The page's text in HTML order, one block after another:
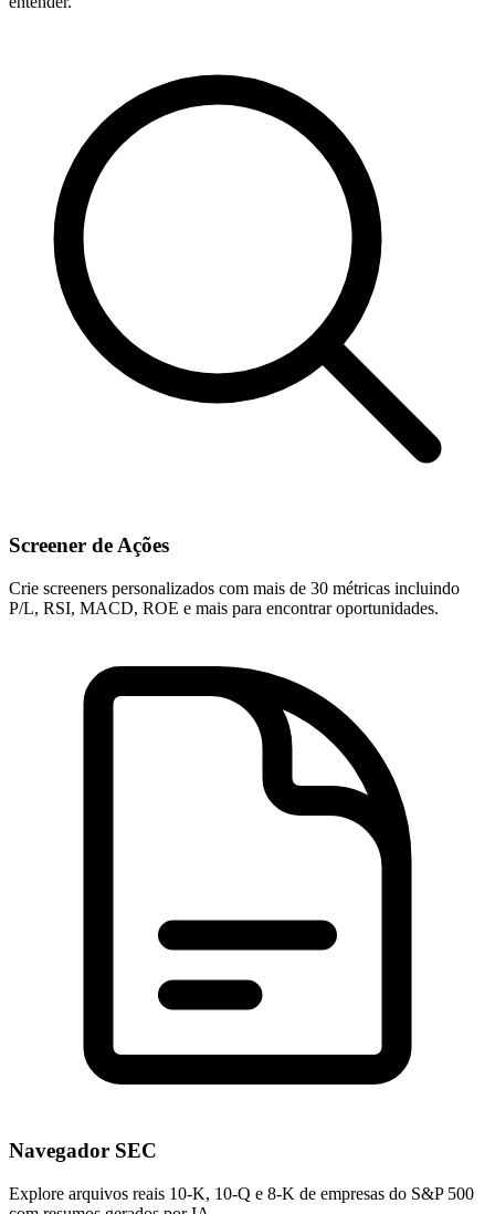
Screener de Ações
Crie screeners personalizados com mais de 30 métricas incluindo
P/L, RSI, MACD, ROE e mais para encontrar oportunidades.
Navegador SEC
Explore arquivos reais 10-K, 10-Q e 8-K de empresas do S&P 500